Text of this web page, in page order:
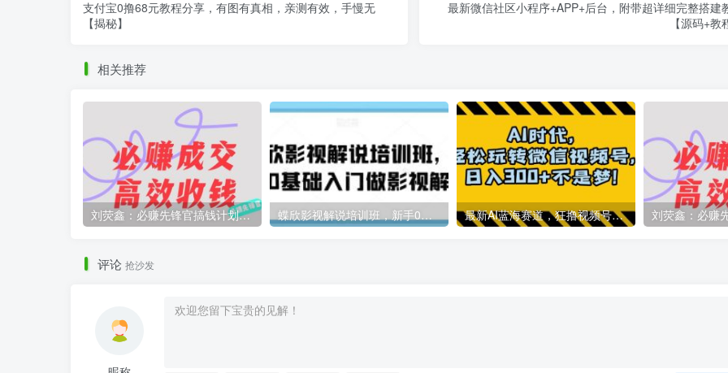
支付宝0撸68元教程分享，有图有真相，亲测有效，手慢无
【揭秘】
最新微信社区小程序+APP+后台，附带超详细完整搭建
【源码+教
相关推荐
刘荧鑫：必赚先锋官搞钱计划，不听课学习，只圈人收钱！ 蝶欣影视解说培训班，新手0基础入门做影视解说 最新AI蓝海赛道，狂撸视频号创作分成，月入1万+，小白专属项目！【揭秘】
评论 抢沙发